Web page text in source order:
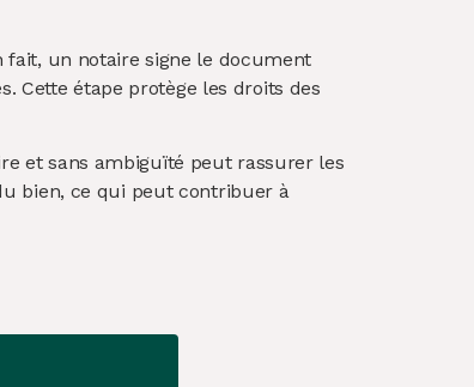
fait, un notaire signe le document
Cette étape protège les droits des
et sans ambiguïté peut rassurer les
bien, ce qui peut contribuer à